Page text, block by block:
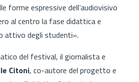
forme espressive dell’audiovisivo
al centro la fase didattica e
attivo degli studenti».
del festival, il giornalista e
Citoni, co-autore del progetto e